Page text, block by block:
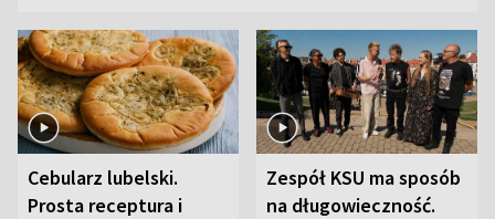
Cebularz lubelski.
Prosta receptura i
Zespół KSU ma sposób
na długowieczność.